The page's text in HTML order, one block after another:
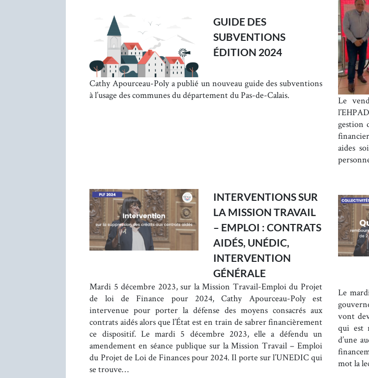
GUIDE DES
SUBVENTIONS
ÉDITION 2024
Cathy Apourceau-Poly a publié un nouveau guide des subventions
à l’usage des communes du département du Pas-de-Calais.
Le
gestion
aides
INTERVENTIONS SUR
LA MISSION TRAVAIL
– EMPLOI : CONTRATS
AIDÉS, UNÉDIC,
INTERVENTION
GÉNÉRALE
Mardi 5 décembre 2023, sur la Mission Travail-Emploi du Projet
de loi de Finance pour 2024, Cathy Apourceau-Poly est
intervenue pour porter la défense des moyens consacrés aux
contrats aidés alors que l’État est en train de sabrer financièrement
ce dispositif. Le mardi 5 décembre 2023, elle a défendu un
amendement en séance publique sur la Mission Travail – Emploi
du Projet de Loi de Finances pour 2024. Il porte sur l’UNEDIC qui
se trouve…
Le
vont
qui est
d’une
mot la